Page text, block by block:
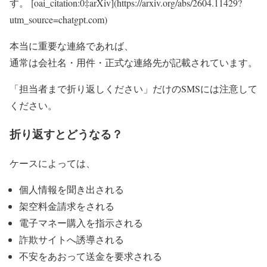
す。 [oai_citation:0‡arXiv](https://arxiv.org/abs/2604.11429?
utm_source=chatgpt.com)
本当に重要な連絡であれば、
通常は会社名・用件・正式な連絡先が記載されています。
「担当者まで折り返しください」だけのSMSには注意して
ください。
折り返すとどうなる？
ケースによっては、
個人情報を聞き出される
架空料金請求をされる
電子マネー購入を指示される
詐欺サイトへ誘導される
不安をあおって送金を要求される